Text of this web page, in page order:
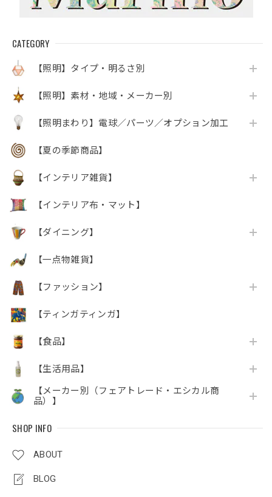
CATEGORY
【照明】タイプ・明るさ別
【照明】素材・地域・メーカー別
【照明まわり】電球／パーツ／オプション加工
【夏の季節商品】
【インテリア雑貨】
【インテリア布・マット】
【ダイニング】
【一点物雑貨】
【ファッション】
【ティンガティンガ】
【食品】
【生活用品】
【メーカー別（フェアトレード・エシカル商
品）】
SHOP INFO
ABOUT
BLOG